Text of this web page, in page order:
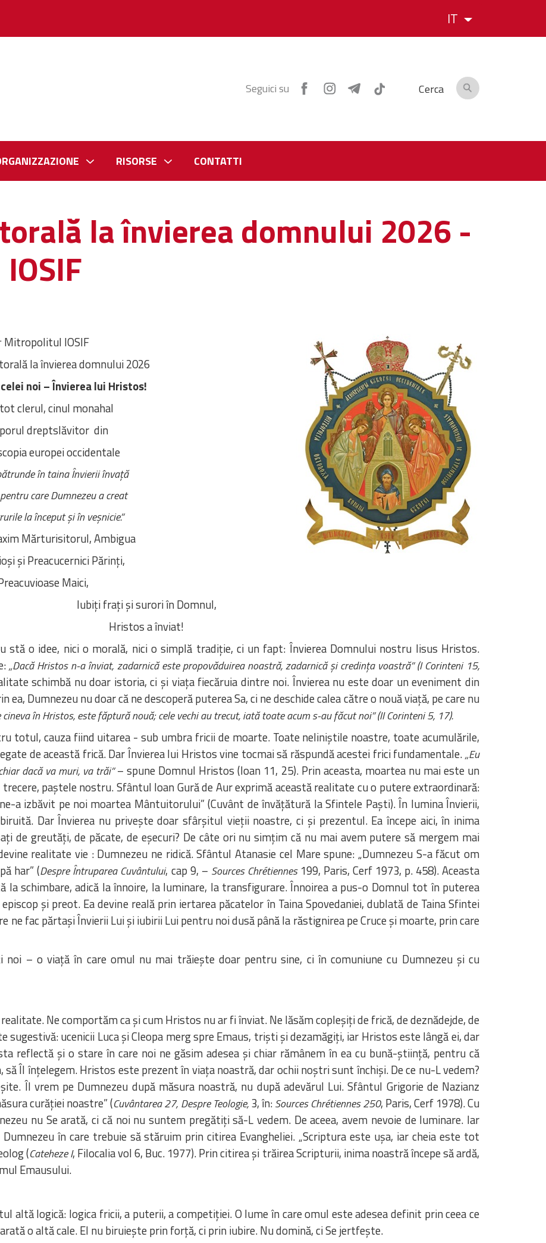
IT
Seguici su Cerca
RISORSE CONTATTI
la învierea domnului 2026 -
Mitropolitul IOSIF
la învierea domnului 2026
noi – Învierea lui Hristos!
clerul, cinul monahal
dreptslăvitor din
europei occidentale
în taina Învierii învață
care Dumnezeu a creat
la început și în veșnicie.”
Mărturisitorul, Ambigua
și Preacucernici Părinți,
Maici,
Iubiți frați și surori în Domnul,
Hristos a înviat!
stă o idee, nici o morală, nici o simplă tradiție, ci un fapt: Învierea Domnului nostru Iisus Hristos.
„Dacă Hristos n-a înviat, zadarnică este propovăduirea noastră, zadarnică și credința voastră” (I Corinteni 15,
schimbă nu doar istoria, ci și viața fiecăruia dintre noi. Învierea nu este doar un eveniment din
Dumnezeu nu doar că ne descoperă puterea Sa, ci ne deschide calea către o nouă viață, pe care nu
cineva în Hristos, este făptură nouă; cele vechi au trecut, iată toate acum s-au făcut noi” (II Corinteni 5, 17).
totul, cauza fiind uitarea - sub umbra fricii de moarte. Toate neliniștile noastre, toate acumulările,
de această frică. Dar Învierea lui Hristos vine tocmai să răspundă acestei frici fundamentale.„Eu
dacă va muri, va trăi”– spune Domnul Hristos (Ioan 11, 25). Prin aceasta, moartea nu mai este un
paștele nostru. Sfântul Ioan Gură de Aur exprimă această realitate cu o putere extraordinară:
a izbăvit pe noi moartea Mântuitorului” (Cuvânt de învățătură la Sfintele Paști). În lumina Învierii,
Dar Învierea nu privește doar sfârșitul vieții noastre, ci și prezentul. Ea începe aici, în inima
de greutăți, de păcate, de eșecuri? De câte ori nu simțim că nu mai avem putere să mergem mai
realitate vie : Dumnezeu ne ridică. Sfântul Atanasie cel Mare spune: „Dumnezeu S-a făcut om
har” (Despre Întruparea Cuvântului, cap 9, – Sources Chrétiennes 199, Paris, Cerf 1973, p. 458). Aceasta
la schimbare, adică la înnoire, la luminare, la transfigurare. Înnoirea a pus-o Domnul tot în puterea
și preot. Ea devine reală prin iertarea păcatelor în Taina Spovedaniei, dublată de Taina Sfintei
ne fac părtași Învierii Lui și iubirii Lui pentru noi dusă până la răstignirea pe Cruce și moarte, prin care
noi – o viață în care omul nu mai trăiește doar pentru sine, ci în comuniune cu Dumnezeu și cu
Ne comportăm ca și cum Hristos nu ar fi înviat. Ne lăsăm copleșiți de frică, de deznădejde, de
sugestivă: ucenicii Luca și Cleopa merg spre Emaus, triști și dezamăgiți, iar Hristos este lângă ei, dar
reflectă și o stare în care noi ne găsim adesea și chiar rămânem în ea cu bună-știință, pentru că
Îl înțelegem. Hristos este prezent în viața noastră, dar ochii noștri sunt închiși. De ce nu-L vedem?
Îl vrem pe Dumnezeu după măsura noastră, nu după adevărul Lui. Sfântul Grigorie de Nazianz
curăției noastre” (Cuvântarea 27, Despre Teologie,3, în:Sources Chrétiennes 250, Paris, Cerf 1978). Cu
nu Se arată, ci că noi nu suntem pregătiți să-L vedem. De aceea, avem nevoie de luminare. Iar
în care trebuie să stăruim prin citirea Evangheliei. „Scriptura este ușa, iar cheia este tot
(Cateheze I, Filocalia vol 6, Buc. 1977). Prin citirea și trăirea Scripturii, inima noastră începe să ardă,
Emausului.
altă logică: logica fricii, a puterii, a competiției. O lume în care omul este adesea definit prin ceea ce
o altă cale. El nu biruiește prin forță, ci prin iubire. Nu domină, ci Se jertfește.